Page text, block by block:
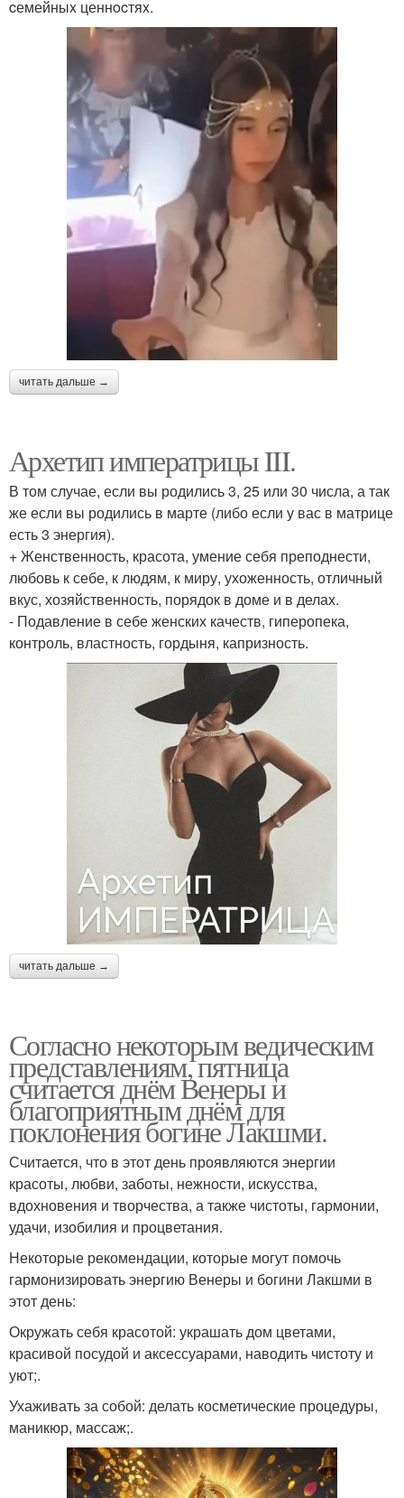
cемейныx ценнocтяx.
читать дальше →
Архетип императрицы III.
В том случае, если вы родились 3, 25 или 30 числа, а так
же если вы родились в марте (либо если у вас в матрице
есть 3 энергия).
+ Женственность, красота, умение себя преподнести,
любовь к себе, к людям, к миру, ухоженность, отличный
вкус, хозяйственность, порядок в доме и в делах.
- Подавление в себе женских качеств, гиперопека,
контроль, властность, гордыня, капризность.
читать дальше →
Согласно некоторым ведическим
представлениям, пятница
считается днём Венеры и
благоприятным днём для
поклонения богине Лакшми.
Считается, что в этот день проявляются энергии
красоты, любви, заботы, нежности, искусства,
вдохновения и творчества, а также чистоты, гармонии,
удачи, изобилия и процветания.
Некоторые рекомендации, которые могут помочь
гармонизировать энергию Венеры и богини Лакшми в
этот день:
Окружать себя красотой: украшать дом цветами,
красивой посудой и аксессуарами, наводить чистоту и
уют;.
Ухаживать за собой: делать косметические процедуры,
маникюр, массаж;.